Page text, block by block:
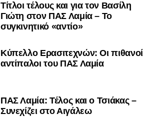
Τίτλοι τέλους και για τον Βασίλη
Γιώτη στον ΠΑΣ Λαμία – Το
συγκινητικό «αντίο»
Κύπελλο Ερασιτεχνών: Οι πιθανοί
αντίπαλοι του ΠΑΣ Λαμία
ΠΑΣ Λαμία: Τέλος και ο Τσιάκας –
Συνεχίζει στο Αιγάλεω